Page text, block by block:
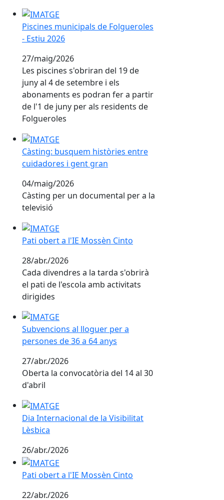
Piscines municipals de Folgueroles - Estiu 2026
Piscines municipals de Folgueroles
- Estiu 2026
27/maig/2026
Les piscines s'obriran del 19 de
juny al 4 de setembre i els
abonaments es podran fer a partir
de l'1 de juny per als residents de
Folgueroles
Càsting: busquem històries entre cuidadores i gent
Càsting: busquem històries entre
cuidadores i gent gran
04/maig/2026
Càsting per un documental per a la
televisió
Pati obert a l'IE Mossèn Cinto
Pati obert a l'IE Mossèn Cinto
28/abr./2026
Cada divendres a la tarda s'obrirà
el pati de l'escola amb activitats
dirigides
Subvencions al lloguer per a persones de 36 a 64
Subvencions al lloguer per a
persones de 36 a 64 anys
27/abr./2026
Oberta la convocatòria del 14 al 30
d'abril
Dia Internacional de la Visibilitat Lèsbica
Dia Internacional de la Visibilitat
Lèsbica
26/abr./2026
Pati obert a l'IE Mossèn Cinto
Pati obert a l'IE Mossèn Cinto
22/abr./2026